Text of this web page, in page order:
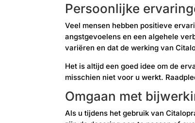
Persoonlijke
Veel mensen hebben positieve
angstgevoelens en een algehele
variëren en dat de werking van
Het is altijd een goed idee om de
misschien niet voor u werkt.
Omgaan met
Als u tijdens het gebruik van